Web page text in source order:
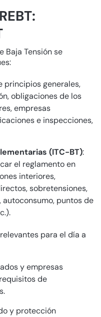
Baja Tensión se
principios generales,
obligaciones de los
empresas
e inspecciones,
(ITC-BT):
el reglamento en
interiores,
sobretensiones,
autoconsumo, puntos de
para el día a
y empresas
de
y protección